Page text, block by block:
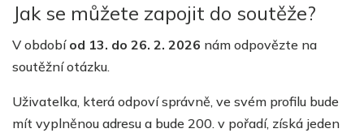
Jak se můžete zapojit do soutěže?
V období od 13. do 26. 2. 2026 nám odpovězte na
soutěžní otázku.
Uživatelka, která odpoví správně, ve svém profilu bude
mít vyplněnou adresu a bude 200. v pořadí, získá jeden